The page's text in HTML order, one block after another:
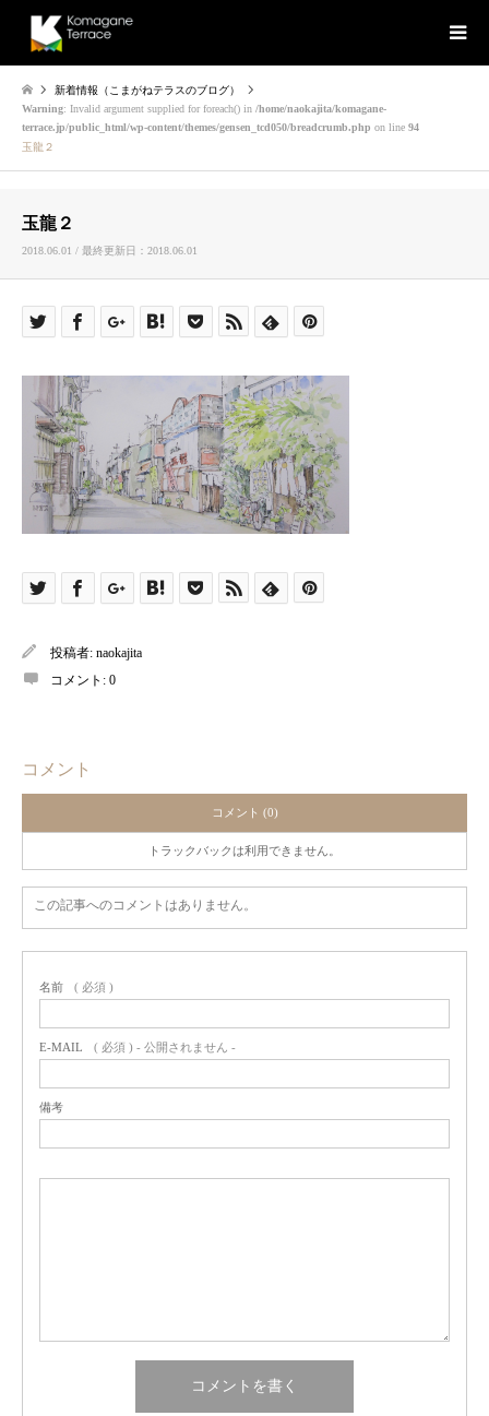
新着情報（こまがねテラスのブログ）
Warning: Invalid argument supplied for foreach() in /home/naokajita/komagane-
terrace.jp/public_html/wp-content/themes/gensen_tcd050/breadcrumb.php on line 94
玉龍２
玉龍２
2018.06.01 / 最終更新日：2018.06.01
投稿者: naokajita
コメント: 0
コメント
コメント (0)
トラックバックは利用できません。
この記事へのコメントはありません。
名前 ( 必須 )
E-MAIL ( 必須 ) - 公開されません -
備考